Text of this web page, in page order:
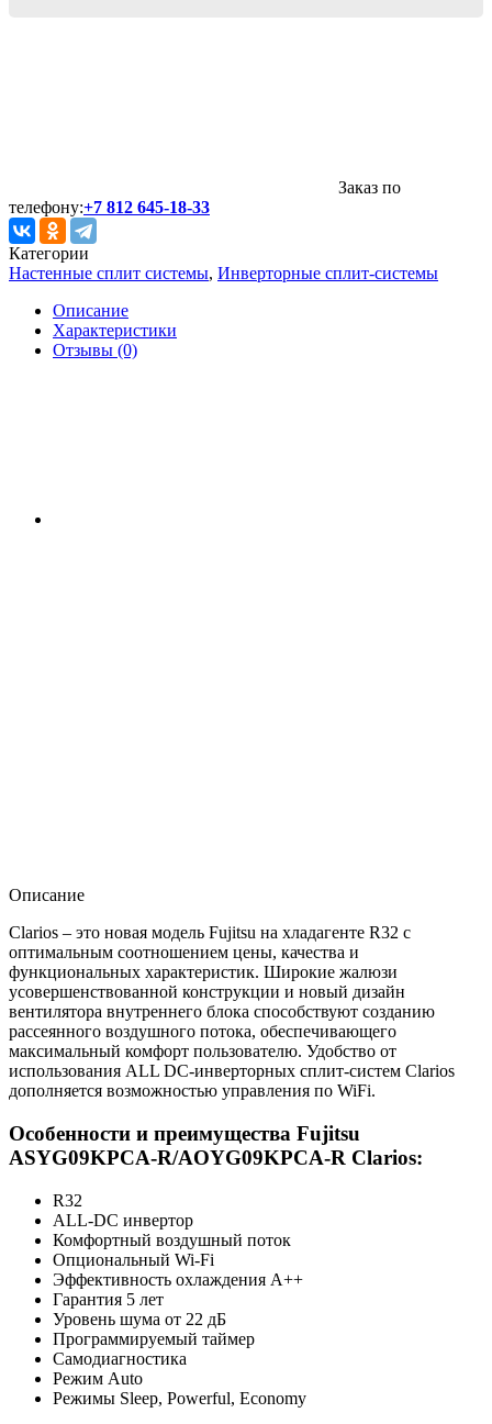
Заказ по
телефону:+7 812 645-18-33
Категории
Настенные сплит системы, Инверторные сплит-системы
Описание
Характеристики
Отзывы (0)
Описание
Clarios – это новая модель Fujitsu на хладагенте R32 с
оптимальным соотношением цены, качества и
функциональных характеристик. Широкие жалюзи
усовершенствованной конструкции и новый дизайн
вентилятора внутреннего блока способствуют созданию
рассеянного воздушного потока, обеспечивающего
максимальный комфорт пользователю. Удобство от
использования ALL DC-инверторных сплит-систем Clarios
дополняется возможностью управления по WiFi.
Особенности и преимущества Fujitsu
ASYG09KPCA-R/AOYG09KPCA-R Clarios:
R32
ALL-DC инвертор
Комфортный воздушный поток
Опциональный Wi-Fi
Эффективность охлаждения А++
Гарантия 5 лет
Уровень шума от 22 дБ
Программируемый таймер
Самодиагностика
Режим Auto
Режимы Sleep, Powerful, Economy